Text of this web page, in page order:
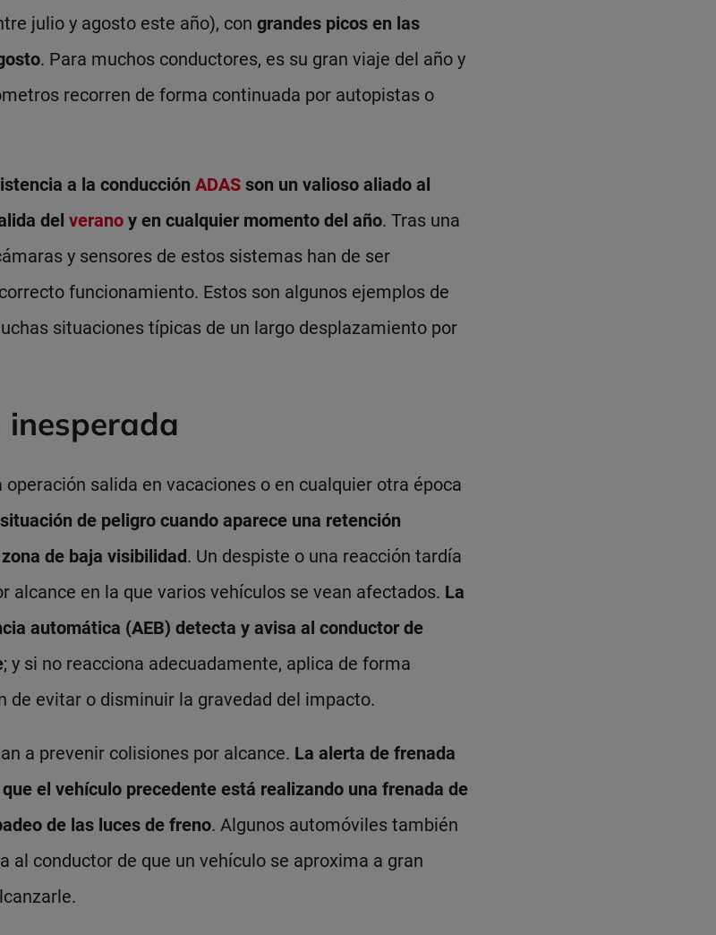
julio y agosto este año), con grandes picos en las
. Para muchos conductores, es su gran viaje del año y
recorren de forma continuada por autopistas o
a la conducción ADAS son un valioso aliado al
del verano y en cualquier momento del año. Tras una
y sensores de estos sistemas han de ser
funcionamiento. Estos son algunos ejemplos de
situaciones típicas de un largo desplazamiento por
inesperada
salida en vacaciones o en cualquier otra época
de peligro cuando aparece una retención
de baja visibilidad. Un despiste o una reacción tardía
alcance en la que varios vehículos se vean afectados. La
automática (AEB) detecta y avisa al conductor de
; y si no reacciona adecuadamente, aplica de forma
de evitar o disminuir la gravedad del impacto.
a prevenir colisiones por alcance. La alerta de frenada
el vehículo precedente está realizando una frenada de
de las luces de freno. Algunos automóviles también
al conductor de que un vehículo se aproxima a gran